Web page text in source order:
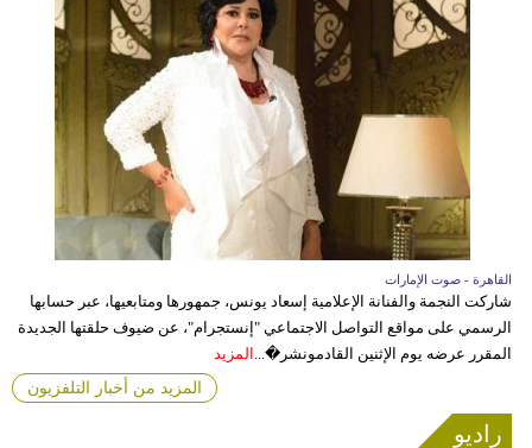
القاهرة - صوت الإمارات
شاركت النجمة والفنانة الإعلامية إسعاد يونس، جمهورها ومتابعيها، عبر حسابها
الرسمي على مواقع التواصل الاجتماعي "إنستجرام"، عن ضيوف حلقتها الجديدة
المقرر عرضه يوم الإثنين القادمونشر�...
المزيد
المزيد من أخبار التلفزيون
راديو